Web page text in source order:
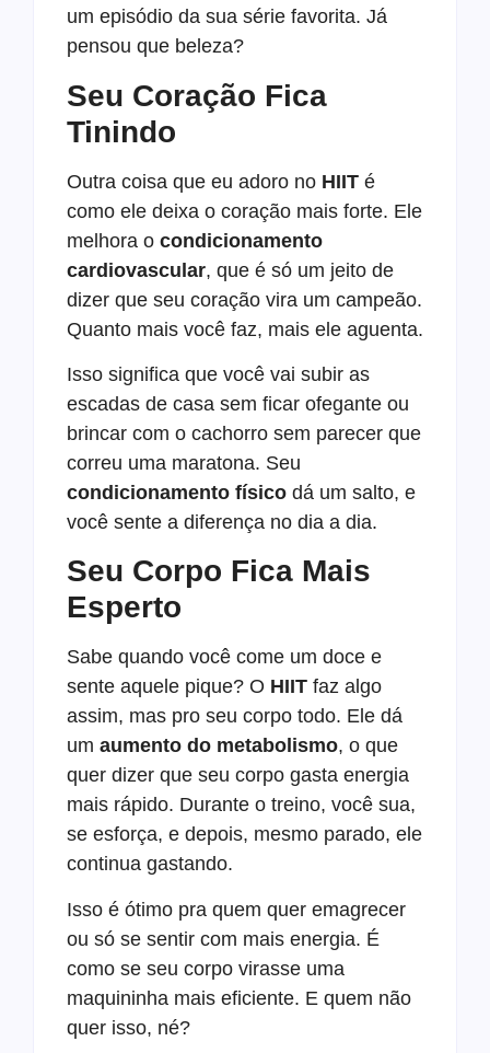
um episódio da sua série favorita. Já
pensou que beleza?
Seu Coração Fica
Tinindo
Outra coisa que eu adoro no HIIT é
como ele deixa o coração mais forte. Ele
melhora o condicionamento
cardiovascular, que é só um jeito de
dizer que seu coração vira um campeão.
Quanto mais você faz, mais ele aguenta.
Isso significa que você vai subir as
escadas de casa sem ficar ofegante ou
brincar com o cachorro sem parecer que
correu uma maratona. Seu
condicionamento físico dá um salto, e
você sente a diferença no dia a dia.
Seu Corpo Fica Mais
Esperto
Sabe quando você come um doce e
sente aquele pique? O HIIT faz algo
assim, mas pro seu corpo todo. Ele dá
um aumento do metabolismo, o que
quer dizer que seu corpo gasta energia
mais rápido. Durante o treino, você sua,
se esforça, e depois, mesmo parado, ele
continua gastando.
Isso é ótimo pra quem quer emagrecer
ou só se sentir com mais energia. É
como se seu corpo virasse uma
maquininha mais eficiente. E quem não
quer isso, né?